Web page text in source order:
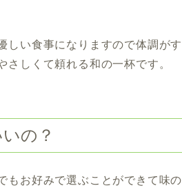
しい食事になりますので体調がす
しくて頼れる和の一杯です。
の？
もお好みで選ぶことができて味の